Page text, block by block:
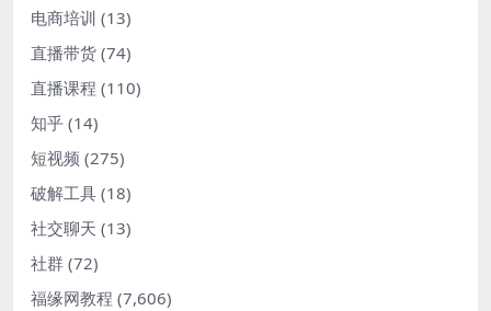
电商培训 (13)
直播带货 (74)
直播课程 (110)
知乎 (14)
短视频 (275)
破解工具 (18)
社交聊天 (13)
社群 (72)
福缘网教程 (7,606)